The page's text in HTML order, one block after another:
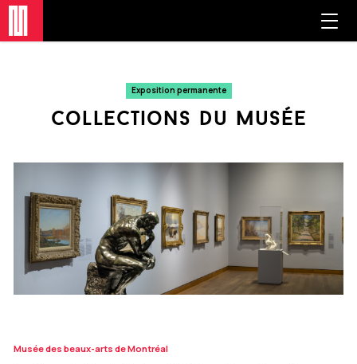
Exposition permanente
collections du musée
Musée des beaux-arts de Montréal